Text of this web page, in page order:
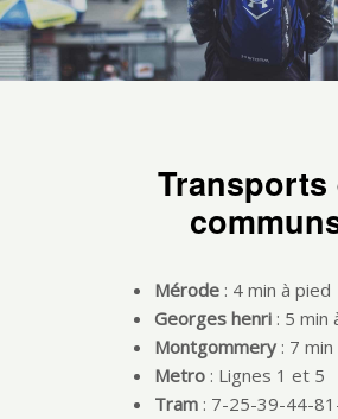
Transports
Mérode : 4 min à pied
Georges henri : 5 min
Montgommery : 7
Metro : Lignes 1 et 5
Tram : 7-25-39-44-